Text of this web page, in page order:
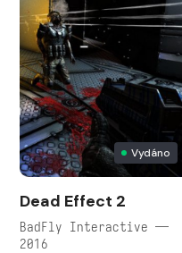
Vydáno
Dead Effect 2
BadFly Interactive —
2016